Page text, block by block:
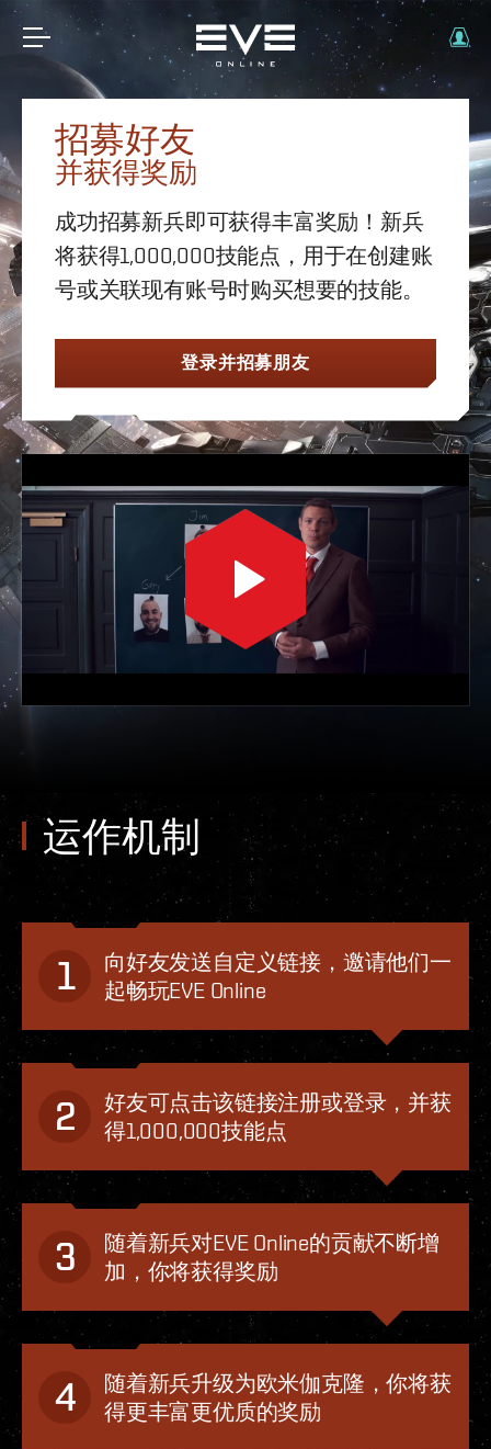
招募好友
并获得奖励
成功招募新兵即可获得丰富奖励！新兵
将获得1,000,000技能点，用于在创建账
号或关联现有账号时购买想要的技能。
登录并招募朋友
运作机制
1
向好友发送自定义链接，邀请他们一
起畅玩EVE Online
2
好友可点击该链接注册或登录，并获
得1,000,000技能点
3
随着新兵对EVE Online的贡献不断增
加，你将获得奖励
4
随着新兵升级为欧米伽克隆，你将获
得更丰富更优质的奖励